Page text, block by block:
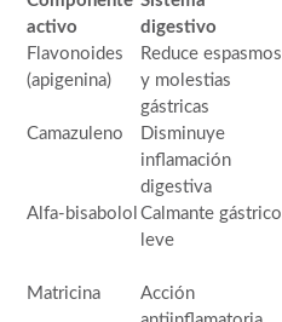
activo
digestivo
Flavonoides
(apigenina)
Reduce espasmos
y molestias
gástricas
Camazuleno
Disminuye
inflamación
digestiva
Alfa-bisabolol Calmante gástrico
leve
Matricina
Acción